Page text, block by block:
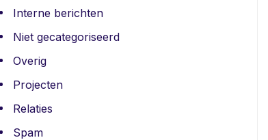
Interne berichten
Niet gecategoriseerd
Overig
Projecten
Relaties
Spam